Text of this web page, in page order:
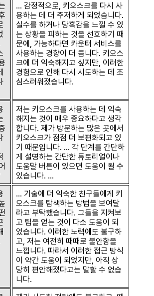
… 감정적으로, 키오스크를 다시 사
용하는 데 더 주저하게 되었습니다.
실수를 하거나 당혹감을 느낄 수 있
는 상황을 피하는 것을 선호하기 때
문에, 가능하다면 카운터 서비스를
사용하는 경향이 더 큽니다. 키오스
크에 더 익숙해지고 싶지만, 이러한
경험으로 인해 다시 시도하는 데 조
심스러워졌습니다.
저는 키오스크를 사용하는 데 익숙
해지는 것이 매우 중요하다고 생각
합니다. 제가 방문하는 많은 곳에서
키오스크가 점점 더 보편화되고 있
기 때문입니다. … 각 단계를 간단하
게 설명하는 간단한 튜토리얼이나
도움말 버튼이 있으면 도움이 될 수
있습니다. …
… 기술에 더 익숙한 친구들에게 키
오스크를 탐색하는 방법을 보여달
라고 부탁했습니다. 그들을 지켜보
고 팁을 얻는 것이 다소 도움이 되
었습니다. 이러한 노력에도 불구하
고, 저는 여전히 때때로 불안함을
느낍니다. 따라서 이러한 접근 방식
이 약간 도움이 되었지만, 아직 상
당히 편안해졌다고는 말할 수 없습
니다.